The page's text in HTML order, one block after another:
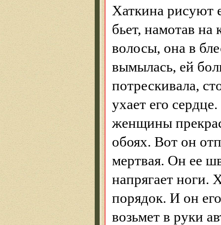
Хаткина рисуют
бьет, намотав на
волосы, она в
вымылась, ей
потрескивала,
ухает его
женщины
обоях. Вот он
мертвая. Он ее
напрягает ноги.
порядок. И он
возьмет в руки